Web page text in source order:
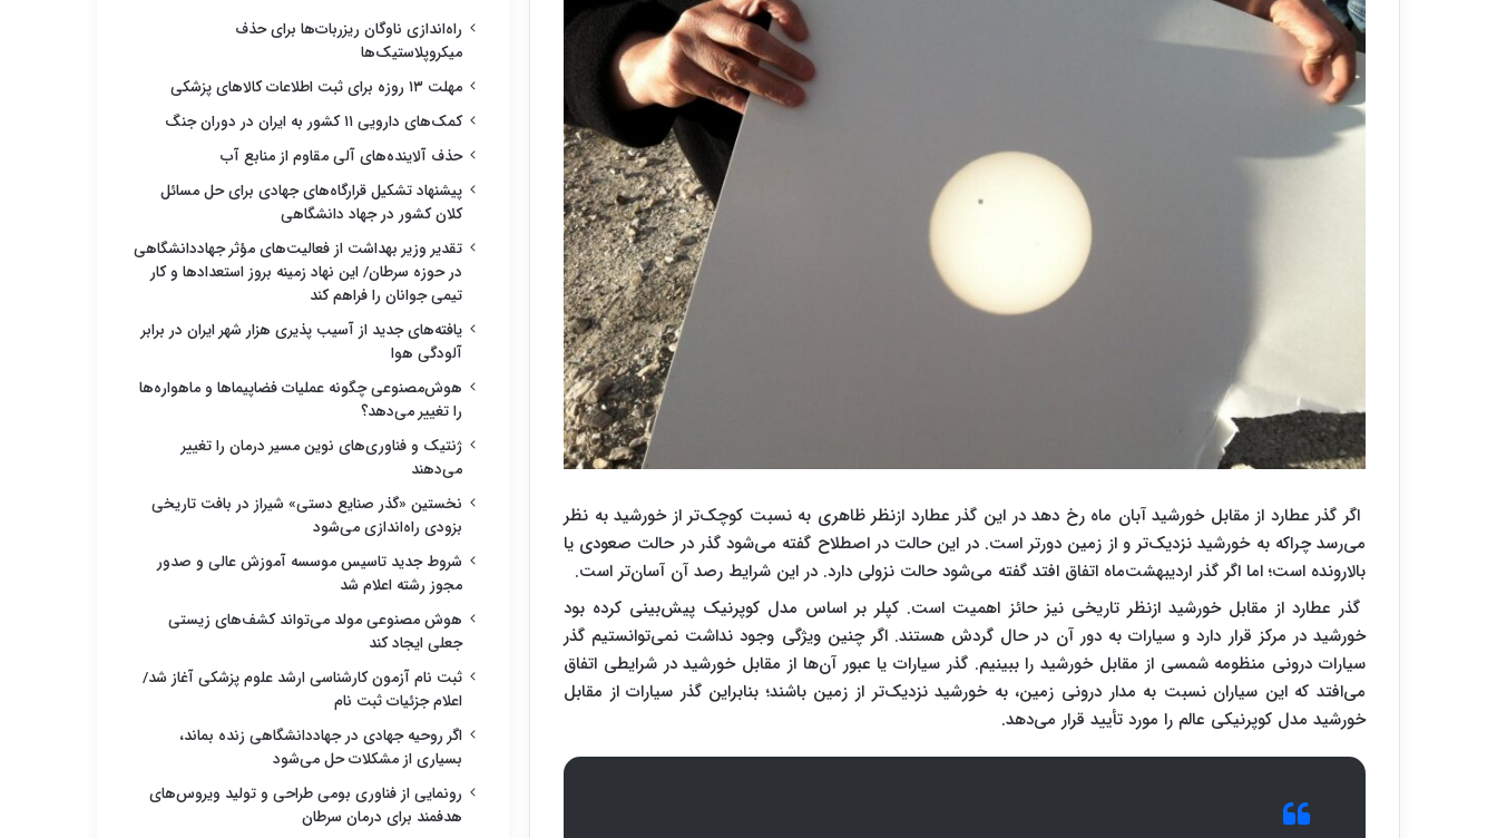
اگر گذر عطارد از مقابل خورشید آبان ماه رخ دهد در این گذر عطارد ازنظر ظاهری به نسبت کوچک‌تر از خورشید به نظر
می‌رسد چراکه به خورشید نزدیک‌تر و از زمین دورتر است. در این حالت در اصطلاح گفته می‌شود گذر در حالت صعودی یا
بالارونده است؛ اما اگر گذر اردیبهشت‌ماه اتفاق افتد گفته می‌شود حالت نزولی دارد. در این شرایط رصد آن آسان‌تر است.
گذر عطارد از مقابل خورشید ازنظر تاریخی نیز حائز اهمیت است. کپلر بر اساس مدل کوپرنیک پیش‌بینی کرده بود
خورشید در مرکز قرار دارد و سیارات به دور آن در حال گردش هستند. اگر چنین ویژگی وجود نداشت نمی‌توانستیم گذر
سیارات درونی منظومه شمسی از مقابل خورشید را ببینیم. گذر سیارات یا عبور آن‌ها از مقابل خورشید در شرایطی اتفاق
می‌افتد که این سیاران نسبت به مدار درونی زمین، به خورشید نزدیک‌تر از زمین باشند؛ بنابراین گذر سیارات از مقابل
خورشید مدل کوپرنیکی عالم را مورد تأیید قرار می‌دهد.
راه‌اندازی ناوگان ریزربات‌ها برای حذف
میکروپلاستیک‌ها
مهلت ۱۳ روزه برای ثبت اطلاعات کالاهای پزشکی
کمک‌های دارویی ۱۱ کشور به ایران در دوران جنگ
حذف آلاینده‌های آلی مقاوم از منابع آب
پیشنهاد تشکیل قرارگاه‌های جهادی برای حل مسائل
کلان کشور در جهاد دانشگاهی
تقدیر وزیر بهداشت از فعالیت‌های مؤثر جهاددانشگاهی
در حوزه سرطان/ این نهاد زمینه بروز استعدادها و کار
تیمی جوانان را فراهم کند
یافته‌های جدید از آسیب پذیری هزار شهر ایران در برابر
آلودگی هوا
هوش‌مصنوعی چگونه عملیات فضاپیماها و ماهواره‌ها
را تغییر می‌دهد؟
ژنتیک و فناوری‌های نوین مسیر درمان را تغییر
می‌دهند
نخستین «گذر صنایع دستی» شیراز در بافت تاریخی
بزودی راه‌اندازی می‌شود
شروط جدید تاسیس موسسه آموزش عالی و صدور
مجوز رشته اعلام شد
هوش مصنوعی مولد می‌تواند کشف‌های زیستی
جعلی ایجاد کند
ثبت نام آزمون کارشناسی ارشد علوم پزشکی آغاز شد/
اعلام جزئیات ثبت نام
اگر روحیه جهادی در جهاددانشگاهی زنده بماند،
بسیاری از مشکلات حل می‌شود
رونمایی از فناوری بومی طراحی و تولید ویروس‌های
هدفمند برای درمان سرطان